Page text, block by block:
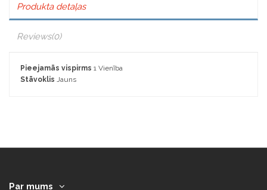
Produkta detaļas
Reviews(0)
Pieejamās vispirms 1 Vienība
Stāvoklis Jauns
Par mums